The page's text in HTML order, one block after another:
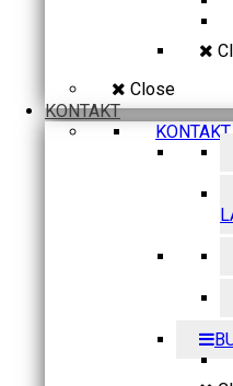
Close
KONTAKT
KONTAKT